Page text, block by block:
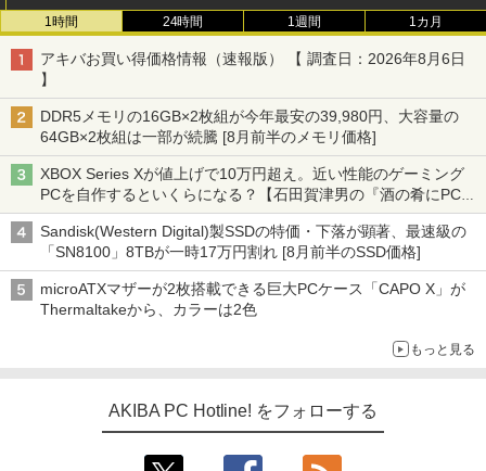
1時間 24時間 1週間 1カ月
アキバお買い得価格情報（速報版） 【 調査日：2026年8月6日
】
DDR5メモリの16GB×2枚組が今年最安の39,980円、大容量の
64GB×2枚組は一部が続騰 [8月前半のメモリ価格]
XBOX Series Xが値上げで10万円超え。近い性能のゲーミング
PCを自作するといくらになる？【石田賀津男の『酒の肴にPCゲ
ーム』】
Sandisk(Western Digital)製SSDの特価・下落が顕著、最速級の
「SN8100」8TBが一時17万円割れ [8月前半のSSD価格]
microATXマザーが2枚搭載できる巨大PCケース「CAPO X」が
Thermaltakeから、カラーは2色
もっと見る
AKIBA PC Hotline! をフォローする